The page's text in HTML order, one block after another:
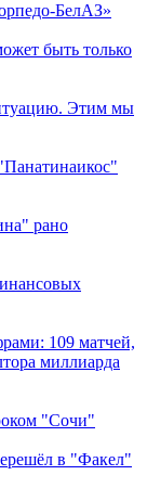
БелАЗ»
быть только
Этим мы
рано
109 матчей,
миллиарда
"Сочи"
в "Факел"